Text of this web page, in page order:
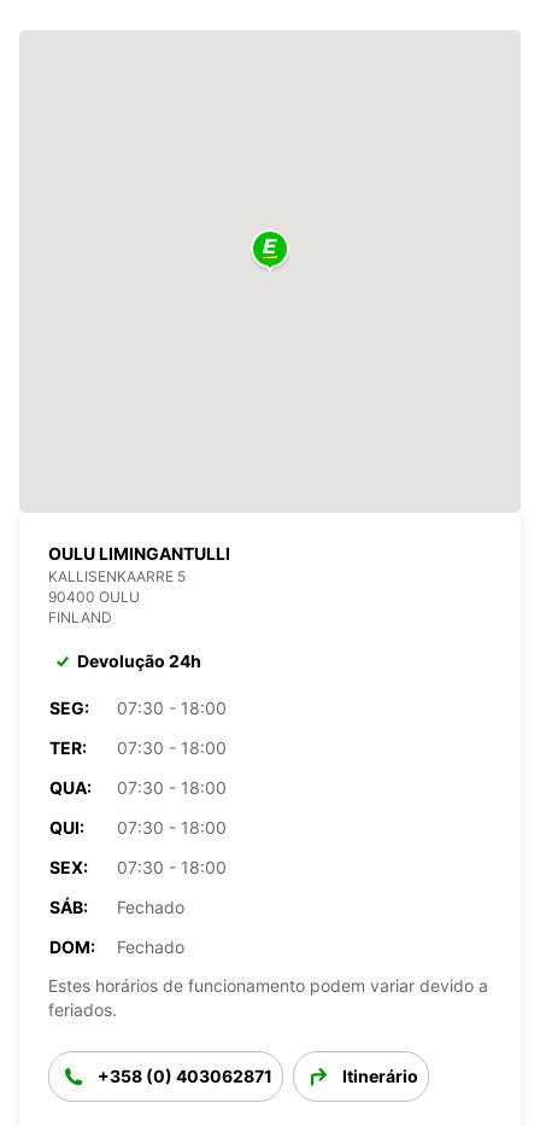
OULU LIMINGANTULLI
KALLISENKAARRE 5
90400 OULU
FINLAND
Devolução 24h
SEG:
07:30 - 18:00
TER:
07:30 - 18:00
QUA:
07:30 - 18:00
QUI:
07:30 - 18:00
SEX:
07:30 - 18:00
SÁB:
Fechado
DOM:
Fechado
Estes horários de funcionamento podem variar devido a
feriados.
+358 (0) 403062871 Itinerário